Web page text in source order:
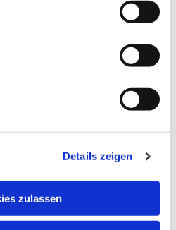
Details zeigen
zulassen